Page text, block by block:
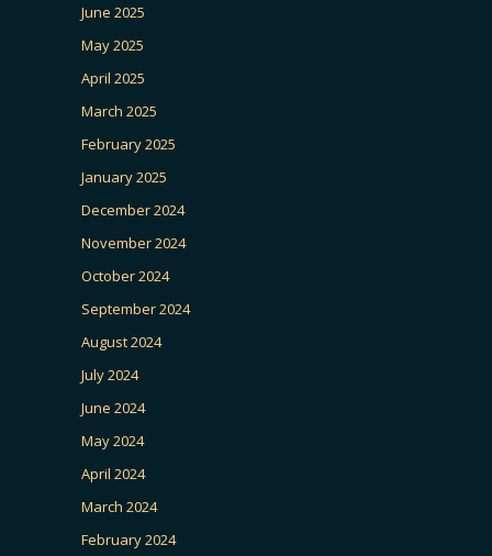
June 2025
May 2025
April 2025
March 2025
February 2025
January 2025
December 2024
November 2024
October 2024
September 2024
August 2024
July 2024
June 2024
May 2024
April 2024
March 2024
February 2024